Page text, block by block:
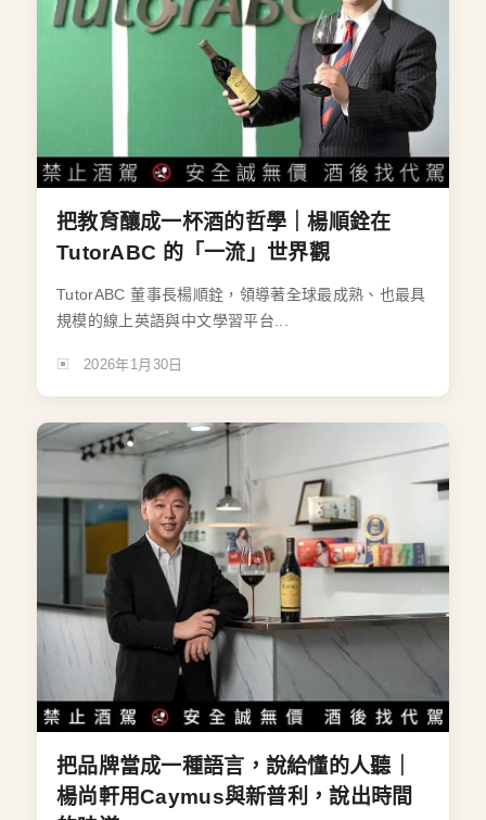
把教育釀成一杯酒的哲學｜楊順銓在
TutorABC 的「一流」世界觀
TutorABC 董事長楊順銓，領導著全球最成熟、也最具
規模的線上英語與中文學習平台...
2026年1月30日
把品牌當成一種語言，說給懂的人聽｜
楊尚軒用Caymus與新普利，說出時間